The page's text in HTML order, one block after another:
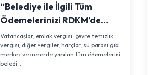
“Belediye ile İlgili Tüm
Ödemelerinizi RDKM’de
Yapılabilirsiniz”
Vatandaşlar, emlak vergisi, çevre temizlik
vergisi, diğer vergiler, harçlar, su parası gibi
merkez veznelerde yapılan tüm ödemelerini
beledi...